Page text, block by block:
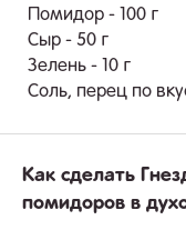
Помидор - 100 г
Сыр - 50 г
Зелень - 10 г
Соль, перец по
Как сделать
помидоров в